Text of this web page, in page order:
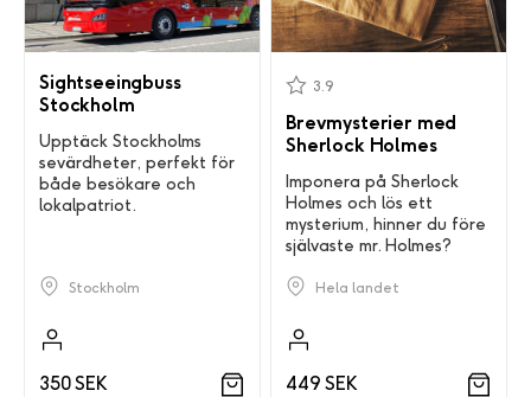
Sightseeingbuss
Stockholm
Upptäck Stockholms
sevärdheter, perfekt för
både besökare och
lokalpatriot.
Stockholm
350 SEK
Brevmysterier med
Sherlock Holmes
3.9
Imponera på Sherlock
Holmes och lös ett
mysterium, hinner du före
självaste mr. Holmes?
Hela landet
449 SEK